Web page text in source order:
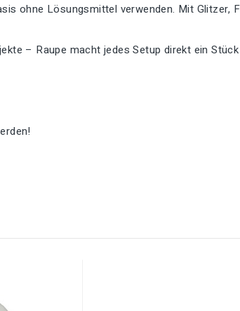
ohne Lösungsmittel verwenden. Mit Glitzer,
– Raupe macht jedes Setup direkt ein